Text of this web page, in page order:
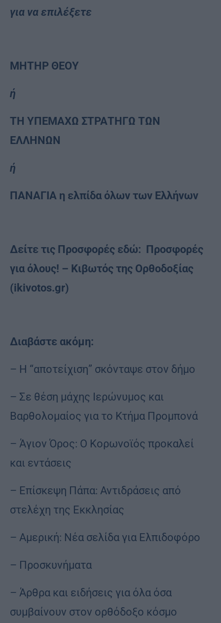
για να επιλέξετε
ΜΗΤΗΡ ΘΕΟΥ
ή
ΤΗ ΥΠΕΜΑΧΩ ΣΤΡΑΤΗΓΩ ΤΩΝ
ΕΛΛΗΝΩΝ
ή
ΠΑΝΑΓΙΑ η ελπίδα όλων των Ελλήνων
Δείτε τις Προσφορές εδώ: Προσφορές
για όλους! – Κιβωτός της Ορθοδοξίας
(ikivotos.gr)
Διαβάστε ακόμη:
– Η “αποτείχιση” σκόνταψε στον δήμο
– Σε θέση μάχης Ιερώνυμος και
Βαρθολομαίος για το Κτήμα Προμπονά
– Άγιον Όρος: Ο Κορωνοϊός προκαλεί
και εντάσεις
– Επίσκεψη Πάπα: Αντιδράσεις από
στελέχη της Εκκλησίας
– Αμερική: Νέα σελίδα για Ελπιδοφόρο
– Προσκυνήματα
– Άρθρα και ειδήσεις για όλα όσα
συμβαίνουν στον ορθόδοξο κόσμο